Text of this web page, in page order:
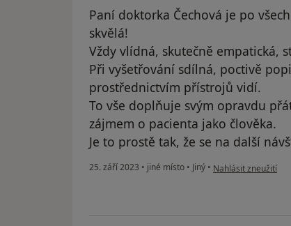
Paní doktorka Čechová je po
skvělá!
Vždy vlídná, skutečně empatická,
Při vyšetřování sdílná, poctivě
prostřednictvím přístrojů vidí.
To vše doplňuje svým opravdu
zájmem o pacienta jako člověka.
Je to prostě tak, že se na další
25. září 2023 • jiné místo • Jiný • podle názoru
Nahlásit zneužití